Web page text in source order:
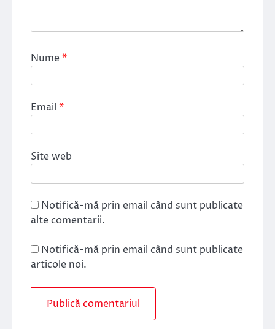
Nume*
Email *
Site web
Notifică-mă prin email când sunt publicate
alte comentarii.
Notifică-mă prin email când sunt publicate
articole noi.